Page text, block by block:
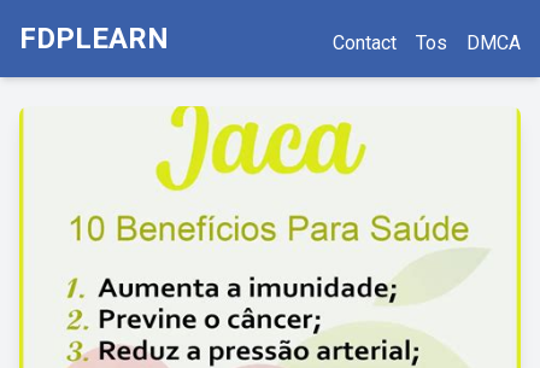
FDPLEARN Contact Tos DMCA